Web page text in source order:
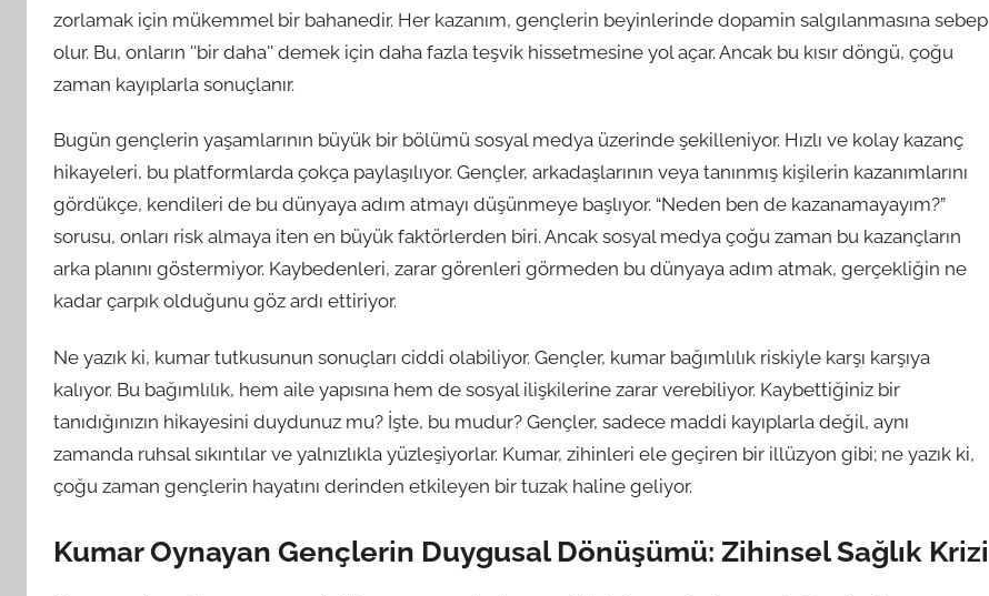
zorlamak için mükemmel bir bahanedir. Her kazanım, gençlerin beyinlerinde dopamin salgılanmasına sebep
olur. Bu, onların ''bir daha'' demek için daha fazla teşvik hissetmesine yol açar. Ancak bu kısır döngü, çoğu
zaman kayıplarla sonuçlanır.
Bugün gençlerin yaşamlarının büyük bir bölümü sosyal medya üzerinde şekilleniyor. Hızlı ve kolay kazanç
hikayeleri, bu platformlarda çokça paylaşılıyor. Gençler, arkadaşlarının veya tanınmış kişilerin kazanımlarını
gördükçe, kendileri de bu dünyaya adım atmayı düşünmeye başlıyor. “Neden ben de kazanamayayım?”
sorusu, onları risk almaya iten en büyük faktörlerden biri. Ancak sosyal medya çoğu zaman bu kazançların
arka planını göstermiyor. Kaybedenleri, zarar görenleri görmeden bu dünyaya adım atmak, gerçekliğin ne
kadar çarpık olduğunu göz ardı ettiriyor.
Ne yazık ki, kumar tutkusunun sonuçları ciddi olabiliyor. Gençler, kumar bağımlılık riskiyle karşı karşıya
kalıyor. Bu bağımlılık, hem aile yapısına hem de sosyal ilişkilerine zarar verebiliyor. Kaybettiğiniz bir
tanıdığınızın hikayesini duydunuz mu? İşte, bu mudur? Gençler, sadece maddi kayıplarla değil, aynı
zamanda ruhsal sıkıntılar ve yalnızlıkla yüzleşiyorlar. Kumar, zihinleri ele geçiren bir illüzyon gibi; ne yazık ki,
çoğu zaman gençlerin hayatını derinden etkileyen bir tuzak haline geliyor.
Kumar Oynayan Gençlerin Duygusal Dönüşümü: Zihinsel Sağlık Krizi